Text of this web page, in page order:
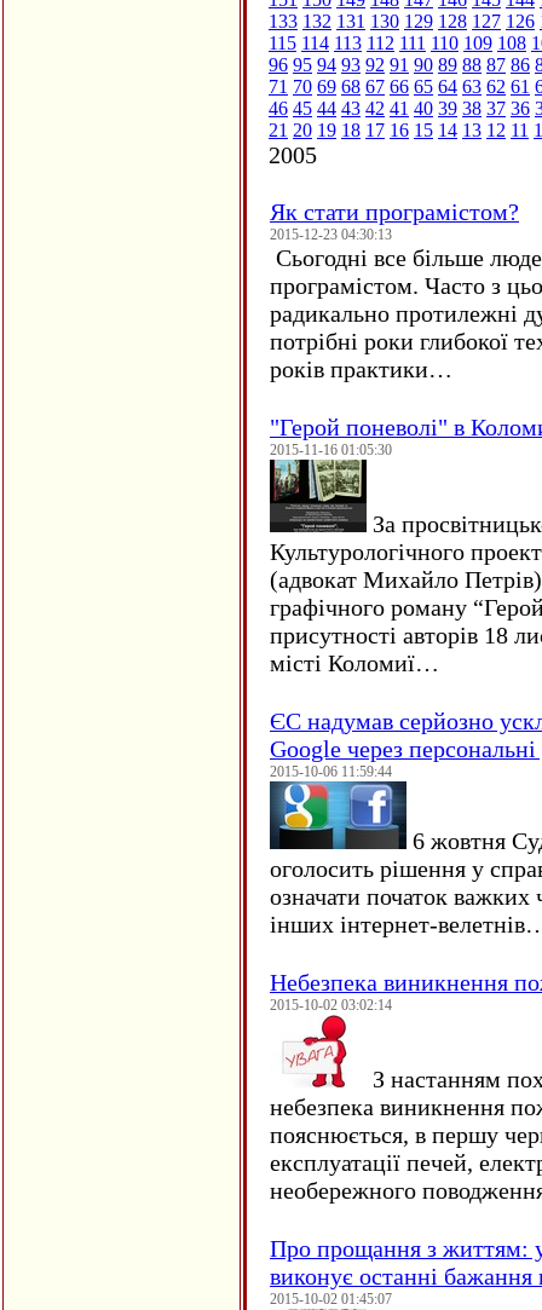
133 132 131 130 129 128 127 126
115 114 113 112 111 110 109 108
96 95 94 93 92 91 90 89 88 87 86
71 70 69 68 67 66 65 64 63 62 61
46 45 44 43 42 41 40 39 38 37 36
21 20 19 18 17 16 15 14 13 12 11
2005
Як стати програмістом?
2015-12-23 04:30:13
Сьогодні все більше
програмістом. Часто з
радикально протилежні
потрібні роки глибокої
років практики…
"Герой поневолі" в
2015-11-16 01:05:30
За
Культурологічного
(адвокат Михайло
графічного роману
присутності авторів 18
місті Коломиї…
ЄC надумав серйозно
Google через персональні
2015-10-06 11:59:44
6 жовтня
оголосить рішення у
означати початок важких
інших інтернет-
Небезпека виникнення
2015-10-02 03:02:14
З настанням
небезпека виникнення
пояснюється, в першу
експлуатації печей,
необережного
Про прощання з життям:
виконує останні
2015-10-02 01:45:07